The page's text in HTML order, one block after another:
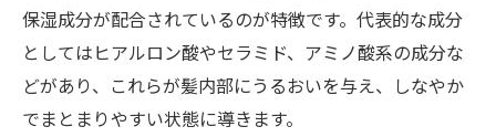
日常ケアに取り入れたい水分補給トリート
メント
髪質改善を叶える実体験エピソード紹介
髪がパサつく女性へ贈る潤いキープの秘訣
保湿成分が配合されているのが特徴です。代表的な成分
としてはヒアルロン酸やセラミド、アミノ酸系の成分な
どがあり、これらが髪内部にうるおいを与え、しなやか
でまとまりやすい状態に導きます。